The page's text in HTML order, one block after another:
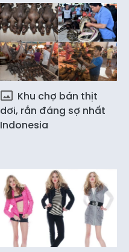
Khu chợ bán thịt
dơi, rắn đáng sợ nhất
Indonesia